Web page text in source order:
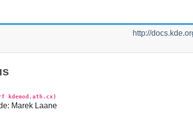
http://
kdemod.ath.cx)
: Marek Laane